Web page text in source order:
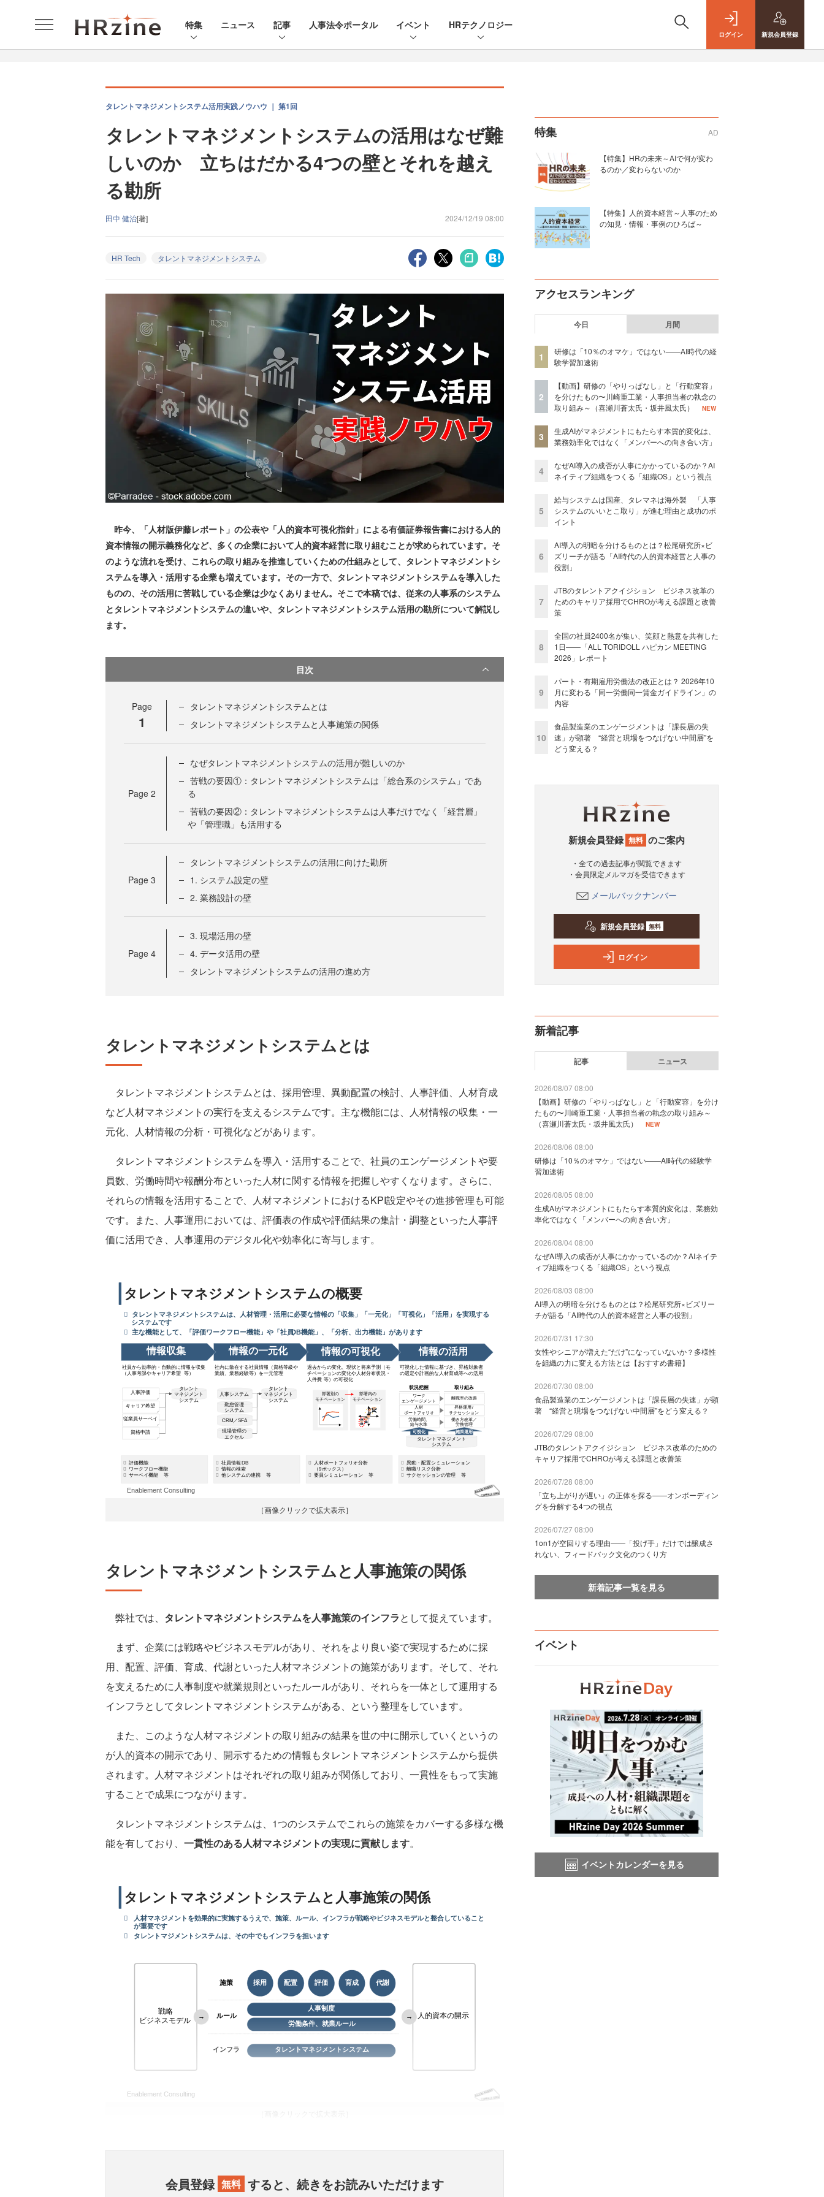
特集 ニュース 記事 人事法令ポータル イベント HRテクノロジー
ログイン 新規会員登録
タレントマネジメントシステム活用実践ノウハウ ｜ 第1回
タレントマネジメントシステムの活用はなぜ難
しいのか 立ちはだかる4つの壁とそれを越え
る勘所
田中 健治[著] 2024/12/19 08:00
HR Tech タレントマネジメントシステム
昨今、「人材版伊藤レポート」の公表や「人的資本可視化指針」による有価証券報告書における人的
資本情報の開示義務化など、多くの企業において人的資本経営に取り組むことが求められています。そ
のような流れを受け、これらの取り組みを推進していくための仕組みとして、タレントマネジメントシ
ステムを導入・活用する企業も増えています。その一方で、タレントマネジメントシステムを導入した
ものの、その活用に苦戦している企業は少なくありません。そこで本稿では、従来の人事系のシステム
とタレントマネジメントシステムの違いや、タレントマネジメントシステム活用の勘所について解説し
ます。
目次
Page
1
タレントマネジメントシステムとは
タレントマネジメントシステムと人事施策の関係
Page 2
なぜタレントマネジメントシステムの活用が難しいのか
苦戦の要因①：タレントマネジメントシステムは「総合系のシステム」であ
る
苦戦の要因②：タレントマネジメントシステムは人事だけでなく「経営層」
や「管理職」も活用する
Page 3
タレントマネジメントシステムの活用に向けた勘所
1. システム設定の壁
2. 業務設計の壁
Page 4
3. 現場活用の壁
4. データ活用の壁
タレントマネジメントシステムの活用の進め方
タレントマネジメントシステムとは
タレントマネジメントシステムとは、採用管理、異動配置の検討、人事評価、人材育成
など人材マネジメントの実行を支えるシステムです。主な機能には、人材情報の収集・一
元化、人材情報の分析・可視化などがあります。
タレントマネジメントシステムを導入・活用することで、社員のエンゲージメントや要
員数、労働時間や報酬分布といった人材に関する情報を把握しやすくなります。さらに、
それらの情報を活用することで、人材マネジメントにおけるKPI設定やその進捗管理も可能
です。また、人事運用においては、評価表の作成や評価結果の集計・調整といった人事評
価に活用でき、人事運用のデジタル化や効率化に寄与します。
［画像クリックで拡大表示］
タレントマネジメントシステムと人事施策の関係
弊社では、 タレントマネジメントシステムを人事施策のインフラとして捉えています。
まず、企業には戦略やビジネスモデルがあり、それをより良い姿で実現するために採
用、配置、評価、育成、代謝といった人材マネジメントの施策があります。そして、それ
を支えるために人事制度や就業規則といったルールがあり、それらを一体として運用する
インフラとしてタレントマネジメントシステムがある、という整理をしています。
また、このような人材マネジメントの取り組みの結果を世の中に開示していくというの
が人的資本の開示であり、開示するための情報もタレントマネジメントシステムから提供
されます。人材マネジメントはそれぞれの取り組みが関係しており、一貫性をもって実施
することで成果につながります。
タレントマネジメントシステムは、1つのシステムでこれらの施策をカバーする多様な機
能を有しており、 一貫性のある人材マネジメントの実現に貢献します。
会員登録 無料 すると、続きをお読みいただけます
特集 AD
【特集】HRの未来～AIで何が変わ
るのか／変わらないのか
【特集】人的資本経営～人事のため
の知見・情報・事例のひろば～
アクセスランキング
今日 月間
1
研修は「10％のオマケ」ではない——AI時代の経
験学習加速術
2
【動画】研修の「やりっぱなし」と「行動変容」
を分けたもの〜川崎重工業・人事担当者の執念の
取り組み～（喜瀬川蒼太氏・坂井風太氏）
NEW
3
生成AIがマネジメントにもたらす本質的変化は、
業務効率化ではなく「メンバーへの向き合い方」
4
なぜAI導入の成否が人事にかかっているのか？AI
ネイティブ組織をつくる「組織OS」という視点
5
給与システムは国産、タレマネは海外製 「人事
システムのいいとこ取り」が進む理由と成功のポ
イント
6
AI導入の明暗を分けるものとは？松尾研究所×ビ
ズリーチが語る「AI時代の人的資本経営と人事の
役割」
7
JTBのタレントアクイジション ビジネス改革の
ためのキャリア採用でCHROが考える課題と改善
策
8
全国の社員2400名が集い、笑顔と熱意を共有した
1日――「ALL TORIDOLL ハピカン MEETING
2026」レポート
9
パート・有期雇用労働法の改正とは？ 2026年10
月に変わる「同一労働同一賃金ガイドライン」の
内容
10
食品製造業のエンゲージメントは「課長層の失
速」が顕著 “経営と現場をつなげない中間層”を
どう変える？
新規会員登録 無料 のご案内
・全ての過去記事が閲覧できます
・会員限定メルマガを受信できます
メールバックナンバー
新規会員登録 無料
ログイン
新着記事
記事 ニュース
2026/08/07 08:00
【動画】研修の「やりっぱなし」と「行動変容」を分け
たもの〜川崎重工業・人事担当者の執念の取り組み～
（喜瀬川蒼太氏・坂井風太氏）
NEW
2026/08/06 08:00
研修は「10％のオマケ」ではない——AI時代の経験学
習加速術
2026/08/05 08:00
生成AIがマネジメントにもたらす本質的変化は、業務効
率化ではなく「メンバーへの向き合い方」
2026/08/04 08:00
なぜAI導入の成否が人事にかかっているのか？AIネイテ
ィブ組織をつくる「組織OS」という視点
2026/08/03 08:00
AI導入の明暗を分けるものとは？松尾研究所×ビズリー
チが語る「AI時代の人的資本経営と人事の役割」
2026/07/31 17:30
女性やシニアが増えた“だけ”になっていないか？多様性
を組織の力に変える方法とは【おすすめ書籍】
2026/07/30 08:00
食品製造業のエンゲージメントは「課長層の失速」が顕
著 “経営と現場をつなげない中間層”をどう変える？
2026/07/29 08:00
JTBのタレントアクイジション ビジネス改革のための
キャリア採用でCHROが考える課題と改善策
2026/07/28 08:00
「立ち上がりが遅い」の正体を探る——オンボーディン
グを分解する4つの視点
2026/07/27 08:00
1on1が空回りする理由——「投げ手」だけでは醸成さ
れない、フィードバック文化のつくり方
新着記事一覧を見る
イベント
イベントカレンダーを見る